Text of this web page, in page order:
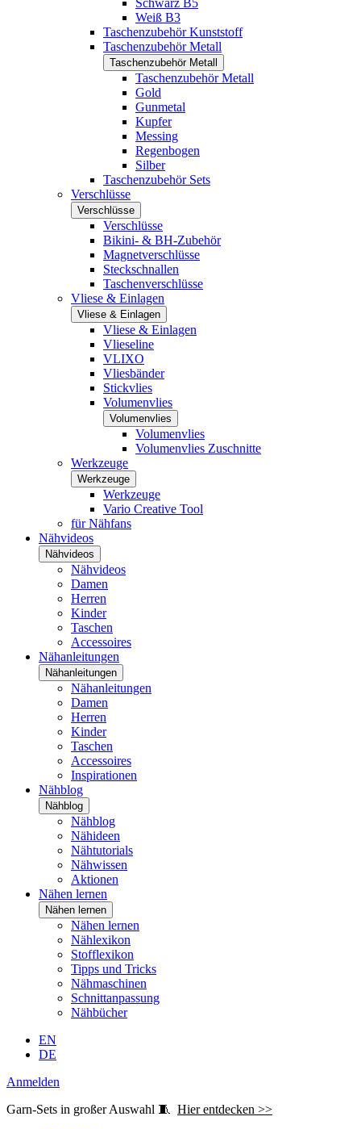
Schwarz B5
Weiß B3
Taschenzubehör Kunststoff
Taschenzubehör Metall
Taschenzubehör Metall
Taschenzubehör Metall
Gold
Gunmetal
Kupfer
Messing
Regenbogen
Silber
Taschenzubehör Sets
Verschlüsse
Verschlüsse
Verschlüsse
Bikini- & BH-Zubehör
Magnetverschlüsse
Steckschnallen
Taschenverschlüsse
Vliese & Einlagen
Vliese & Einlagen
Vliese & Einlagen
Vlieseline
VLIXO
Vliesbänder
Stickvlies
Volumenvlies
Volumenvlies
Volumenvlies
Volumenvlies Zuschnitte
Werkzeuge
Werkzeuge
Werkzeuge
Vario Creative Tool
für Nähfans
Nähvideos
Nähvideos
Nähvideos
Damen
Herren
Kinder
Taschen
Accessoires
Nähanleitungen
Nähanleitungen
Nähanleitungen
Damen
Herren
Kinder
Taschen
Accessoires
Inspirationen
Nähblog
Nähblog
Nähblog
Nähideen
Nähtutorials
Nähwissen
Aktionen
Nähen lernen
Nähen lernen
Nähen lernen
Nählexikon
Stofflexikon
Tipps und Tricks
Nähmaschinen
Schnittanpassung
Nähbücher
EN
DE
Anmelden
Garn-Sets in großer Auswahl 🧵 Hier entdecken >>